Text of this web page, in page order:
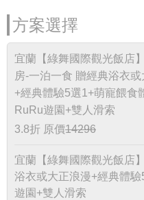
方案選擇
宜蘭【綠舞國際觀光飯店
房-一泊一食 贈經典浴衣或
+經典體驗5選1+萌寵餵食
RuRu遊園+雙人滑索
3.8折 原價14296
宜蘭【綠舞國際觀光飯店
浴衣或大正浪漫+經典體
遊園+雙人滑索